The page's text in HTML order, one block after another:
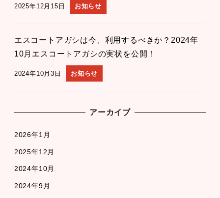
2025年12月15日 お知らせ
エスコートアガシは今、利用するべきか？2024年
10月エスコートアガシの実状を公開！
2024年10月3日 お知らせ
アーカイブ
2026年1月
2025年12月
2024年10月
2024年9月